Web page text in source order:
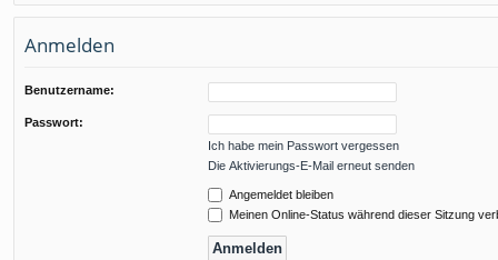
llz
ug
Anmelden
Benutzername:
Passwort:
Ich habe mein Passwort vergessen
Die Aktivierungs-E-Mail erneut senden
Angemeldet bleiben
Meinen Online-Status während dieser Sitzung